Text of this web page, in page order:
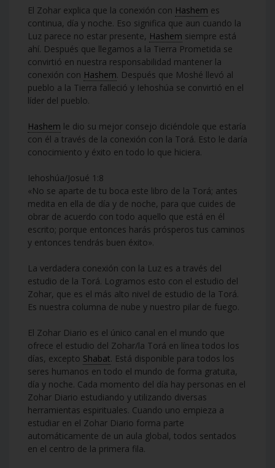
El Zohar explica que la conexión con Hashem es
continua, día y noche. Eso significa que aun cuando la
Luz parece no estar presente, Hashem siempre está
ahí. Después que llegamos a la Tierra Prometida se
convirtió en nuestra responsabilidad mantener la
conexión con Hashem. Después que Moshé llevó al
pueblo a la Tierra falleció y Iehoshúa se convirtió en el
líder del pueblo.
Hashem le dio su mejor consejo diciéndole que estaría
con él a través de la conexión con la Torá. Esto le daría
conocimiento y éxito en todo lo que hiciera.
Iehoshúa/Josué 1:8
«No se aparte de tu boca este libro de la Torá; antes
medita en ella de día y de noche, para que cuides de
obrar de acuerdo con todo aquello que está en él
escrito; porque entonces harás prósperos tus caminos
y entonces tendrás buen éxito».
La verdadera conexión con la Luz es a través del
estudio de la Torá. Logramos esto con el estudio del
Zohar, que es el más alto nivel de estudio de la Torá.
Es nuestra columna de nube y nuestro pilar de fuego.
El Zohar Diario es el único canal en el mundo que
ofrece el estudio del Zohar/la Torá en línea todos los
días, excepto Shabat. Está disponible para todos los
seres humanos en todo el mundo de forma gratuita,
día y noche. Cada momento del día hay personas en el
Zohar Diario estudiando y utilizando diversas
herramientas espirituales. Cuando uno empieza a
estudiar en el Zohar Diario forma parte
automáticamente de un aula global, todos sentados
en el centro de la primera fila.